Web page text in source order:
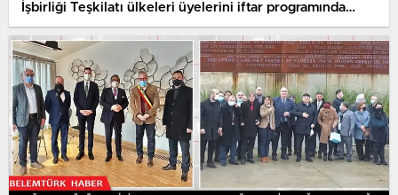
İşbirliği Teşkilatı ülkeleri üyelerini iftar programında
ağırladı